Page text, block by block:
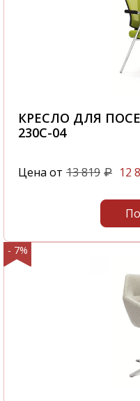
КРЕСЛО ДЛЯ
230C-04
Цена от 13 819 ₽ 12
- 7%